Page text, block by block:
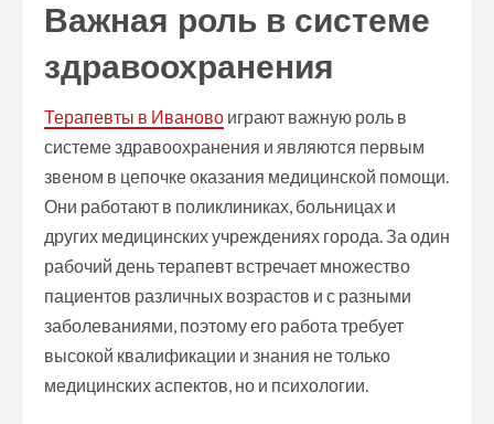
Важная роль в системе
здравоохранения
Терапевты в Иваново играют важную роль в
системе здравоохранения и являются первым
звеном в цепочке оказания медицинской помощи.
Они работают в поликлиниках, больницах и
других медицинских учреждениях города. За один
рабочий день терапевт встречает множество
пациентов различных возрастов и с разными
заболеваниями, поэтому его работа требует
высокой квалификации и знания не только
медицинских аспектов, но и психологии.